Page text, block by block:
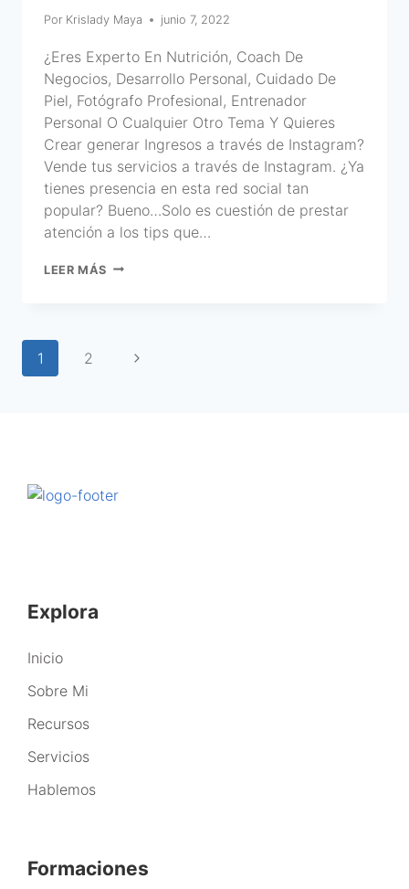
Por Krislady Maya junio 7, 2022
¿Eres Experto En Nutrición, Coach De
Negocios, Desarrollo Personal, Cuidado De
Piel, Fotógrafo Profesional, Entrenador
Personal O Cualquier Otro Tema Y Quieres
Crear generar Ingresos a través de Instagram?
Vende tus servicios a través de Instagram. ¿Ya
tienes presencia en esta red social tan
popular? Bueno…Solo es cuestión de prestar
atención a los tips que…
LEER MÁS
1 2
Explora
Inicio
Sobre Mi
Recursos
Servicios
Hablemos
Formaciones